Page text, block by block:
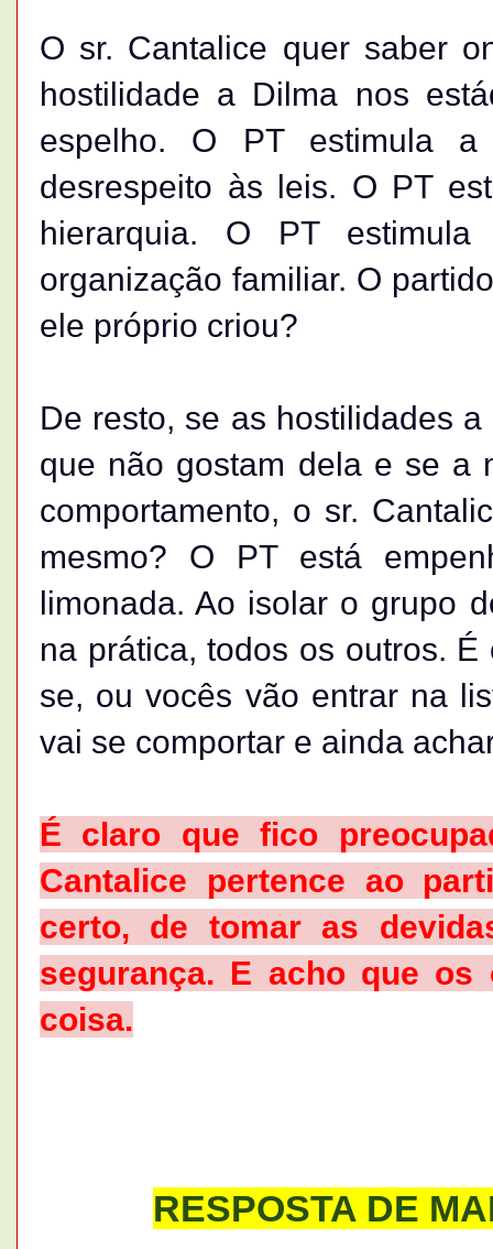
O sr. Cantalice quer saber
hostilidade a Dilma nos
espelho. O PT estimula
desrespeito às leis. O PT
hierarquia. O PT
organização familiar. O
ele próprio criou?
De resto, se as hostilidades
que não gostam dela e se a
comportamento, o sr.
mesmo? O PT está
limonada. Ao isolar o grupo
na prática, todos os outros. É
se, ou vocês vão entrar na
vai se comportar e ainda
É claro que fico
Cantalice pertence ao
certo, de tomar as
segurança. E acho que
coisa.
RESPOSTA DE